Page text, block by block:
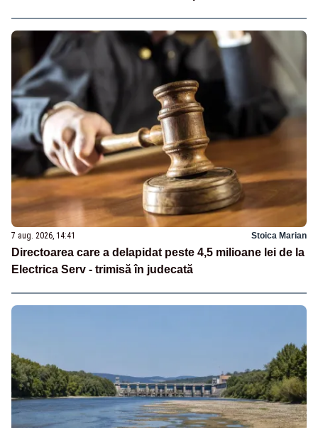
7 aug. 2026, 14:41 Stoica Marian
Directoarea care a delapidat peste 4,5 milioane lei de la
Electrica Serv - trimisă în judecată